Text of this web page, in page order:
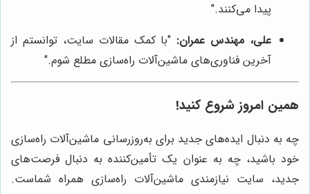
پیدا می‌کنند."
علی، مهندس عمران: "با کمک مقالات سایت، توانستم از
آخرین فناوری‌های ماشین‌آلات راه‌سازی مطلع شوم."
همین امروز شروع کنید!
چه به دنبال ایده‌های جدید برای به‌روزرسانی ماشین‌آلات راه‌سازی
خود باشید، چه به عنوان یک تأمین‌کننده به دنبال فرصت‌های
جدید، سایت نیازمندی ماشین‌آلات راه‌سازی همراه شماست.